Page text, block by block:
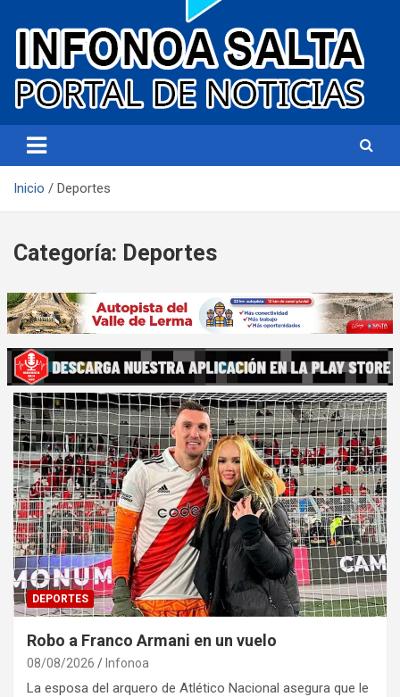
Infonoa Salta
Inicio Deportes
Categoría: Deportes
DEPORTES
Robo a Franco Armani en un vuelo
08/08/2026 Infonoa
La esposa del arquero de Atlético Nacional asegura que le